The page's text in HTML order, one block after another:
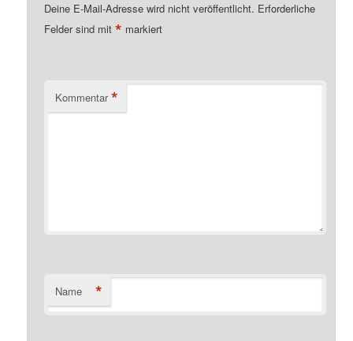
Deine E-Mail-Adresse wird nicht veröffentlicht. Erforderliche
Felder sind mit* markiert
Kommentar *
Name *